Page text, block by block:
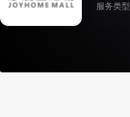
服务类型